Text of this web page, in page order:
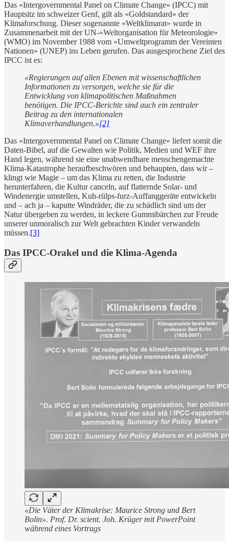
Das «Intergovernmental Panel on Climate Change» (IPCC) mit
Hauptsitz im schweizer Genf, gilt als «Goldstandard» der
Klimaforschung. Dieser sogenannte «Weltklimarat» wurde in
Zusammenarbeit mit der UN-«Weltorganisation für Meteorologie»
(WMO) im November 1988 vom «Umweltprogramm der Vereinten
Nationen» (UNEP) ins Leben gerufen. Das ausgesprochene Ziel des
IPCC ist es:
«Regierungen auf allen Ebenen mit wissenschaftlichen
Informationen zu versorgen, welche sie für die
Entwicklung von klimapolitischen Maßnahmen
benötigen. Die IPCC-Berichte sind auch ein zentraler
Beitrag zu den internationalen
Klimaverhandlungen.»[2]
Das «Intergovernmental Panel on Climate Change» liefert somit die
Daten-Bibel, auf die Gewalten wie Politik, Medien und WEF ihre
Hand legen, während sie eine unabwendbare menschengemachte
Klima-Katastrophe heraufbeschwören und behaupten, dass wir –
klingt wie Magie – um das Klima zu retten, die Industrie
herunterfahren, die Kultur canceln, auf flatternde Solar- und
Windenergie umstellen, Kuh-rülps-furz-Auffanggeräte entwickeln
und – ach ja – kaputte Windräder, die zu schädlich sind um der
Natur übergeben zu werden, in leckere Gummibärchen zur Freude
unserer unmoralisch zur Welt gebrachten Kinder verwandeln
müssen.[3]
Das IPCC-Orakel und die Klima-Agenda
«Die Väter der Klimakrise: Maurice Strong und Bert
Bolin». Prof. Dr. scient. Joh. Krüger mit PowerPoint
während eines Vortrags